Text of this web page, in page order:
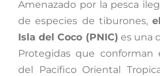
Amenazado por la pesca
de especies de tiburones,
Isla del Coco (PNIC) es una
Protegidas que conforman
del Pacífico Oriental